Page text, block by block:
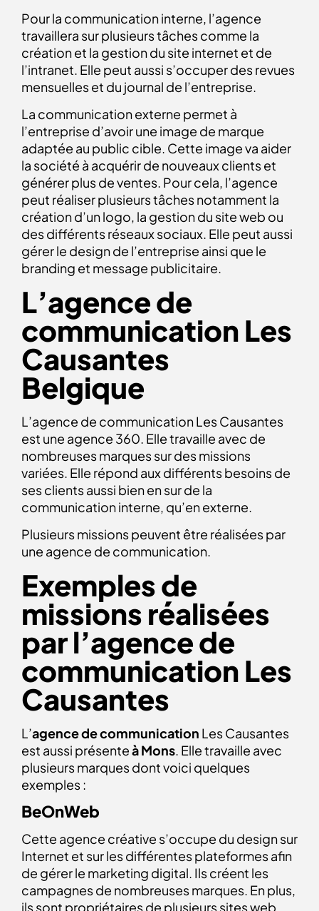
Pour la communication interne, l’agence
travaillera sur plusieurs tâches comme la
création et la gestion du site internet et de
l’intranet. Elle peut aussi s’occuper des revues
mensuelles et du journal de l’entreprise.
La communication externe permet à
l’entreprise d’avoir une image de marque
adaptée au public cible. Cette image va aider
la société à acquérir de nouveaux clients et
générer plus de ventes. Pour cela, l’agence
peut réaliser plusieurs tâches notamment la
création d’un logo, la gestion du site web ou
des différents réseaux sociaux. Elle peut aussi
gérer le design de l’entreprise ainsi que le
branding et message publicitaire.
L’agence de
communication Les
Causantes
Belgique
L’agence de communication Les Causantes
est une agence 360. Elle travaille avec de
nombreuses marques sur des missions
variées. Elle répond aux différents besoins de
ses clients aussi bien en sur de la
communication interne, qu’en externe.
Plusieurs missions peuvent être réalisées par
une agence de communication.
Exemples de
missions réalisées
par l’agence de
communication Les
Causantes
L’agence de communication Les Causantes
est aussi présenteà Mons . Elle travaille avec
plusieurs marques dont voici quelques
exemples :
BeOnWeb
Cette agence créative s’occupe du design sur
Internet et sur les différentes plateformes afin
de gérer le marketing digital. Ils créent les
campagnes de nombreuses marques. En plus,
ils sont propriétaires de plusieurs sites web.